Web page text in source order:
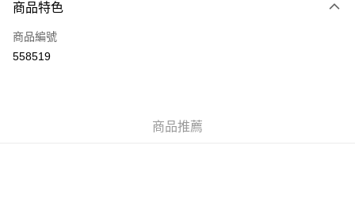
信用卡
Apple Pay
商品特色
商品編號
558519
商品推薦